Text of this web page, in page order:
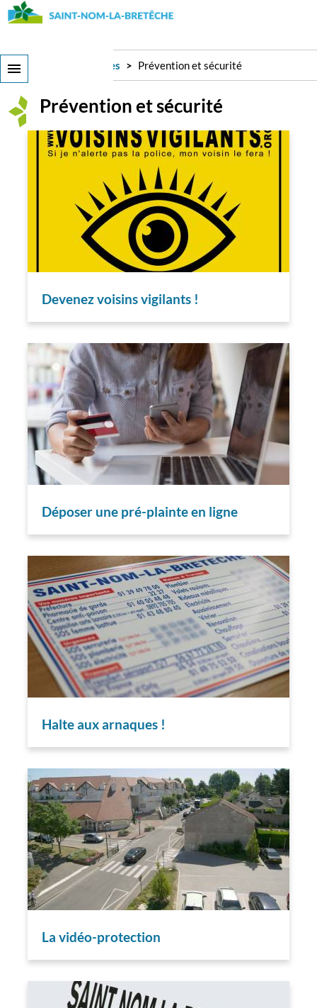
Aller
principal
Services et démarches Prévention et sécurité
Prévention et sécurité
Devenez voisins vigilants !
Déposer une pré-plainte en ligne
Halte aux arnaques !
La vidéo-protection